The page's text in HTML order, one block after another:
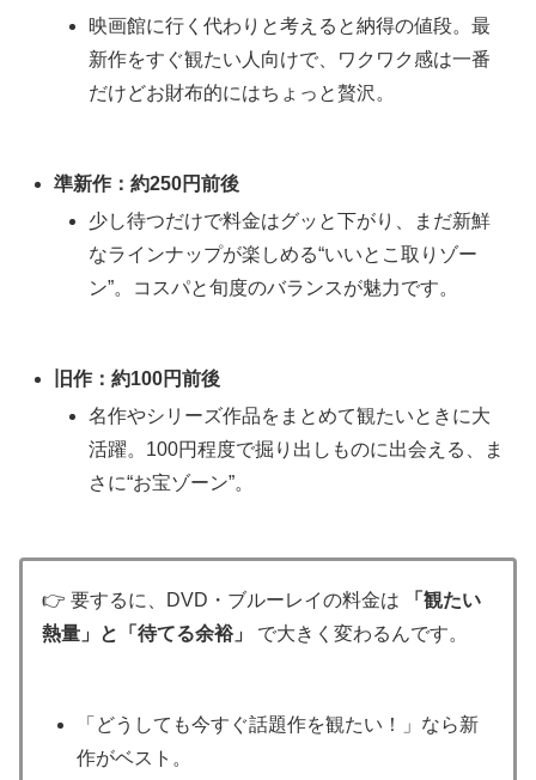
映画館に行く代わりと考えると納得の値段。最
新作をすぐ観たい人向けで、ワクワク感は一番
だけどお財布的にはちょっと贅沢。
準新作：約250円前後
少し待つだけで料金はグッと下がり、まだ新鮮
なラインナップが楽しめる“いいとこ取りゾー
ン”。コスパと旬度のバランスが魅力です。
旧作：約100円前後
名作やシリーズ作品をまとめて観たいときに大
活躍。100円程度で掘り出しものに出会える、ま
さに“お宝ゾーン”。
👉 要するに、DVD・ブルーレイの料金は
「観たい
熱量」と「待てる余裕」
で大きく変わるんです。
「どうしても今すぐ話題作を観たい！」なら新
作がベスト。